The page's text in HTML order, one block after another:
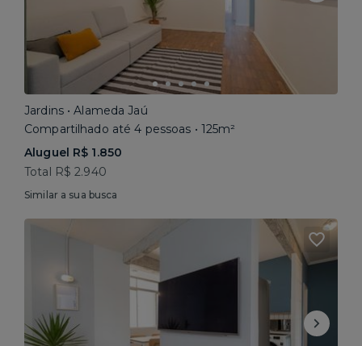
Jardins • Alameda Jaú
Compartilhado até 4 pessoas • 125m²
Aluguel R$ 1.850
Total R$ 2.940
Similar a sua busca